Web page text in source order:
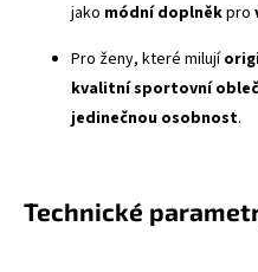
jako módní doplněkpro
Pro ženy, které milují
kvalitní sportovní
jedinečnou osobnost.
Technické